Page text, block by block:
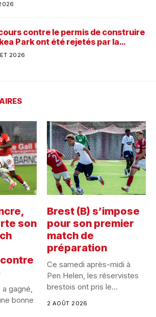
contre le permis de construire
Park ont été rejetés par la
Quelle est désormais la prochaine
2026
son
gagné,
bonne
Brest (B) s’impose
pour son premier
match de
préparation
Ce samedi après-midi à
Pen Helen, les réservistes
brestois ont pris le...
2 AOÛT 2026